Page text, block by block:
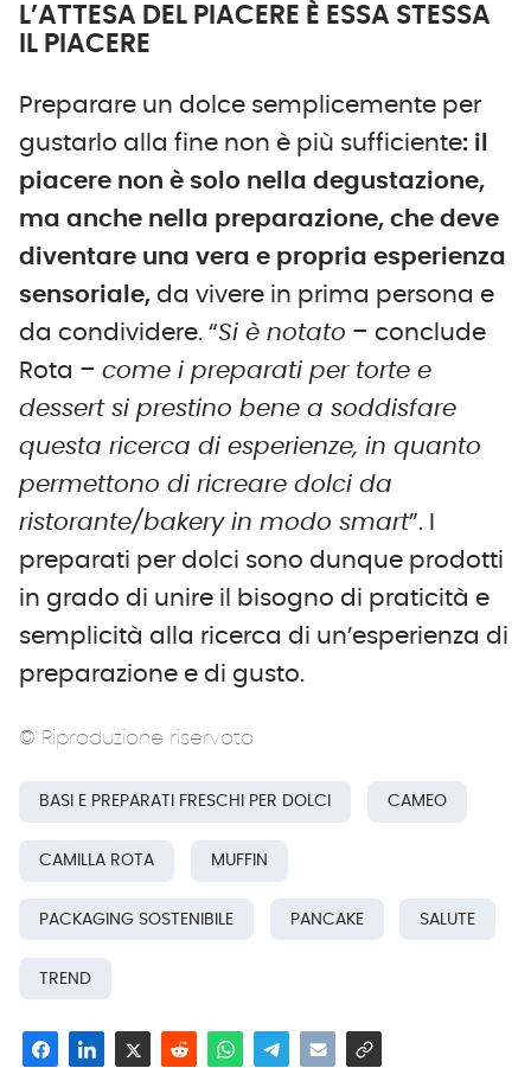
L’ATTESA DEL PIACERE È ESSA STESSA
IL PIACERE
Preparare un dolce semplicemente per
gustarlo alla fine non è più sufficiente: il
piacere non è solo nella degustazione,
ma anche nella preparazione, che deve
diventare una vera e propria esperienza
sensoriale, da vivere in prima persona e
da condividere. “Si è notato – conclude
Rota – come i preparati per torte e
dessert si prestino bene a soddisfare
questa ricerca di esperienze, in quanto
permettono di ricreare dolci da
ristorante/bakery in modo smart”. I
preparati per dolci sono dunque prodotti
in grado di unire il bisogno di praticità e
semplicità alla ricerca di un’esperienza di
preparazione e di gusto.
© Riproduzione riservata
BASI E PREPARATI FRESCHI PER DOLCI CAMEO
CAMILLA ROTA MUFFIN
PACKAGING SOSTENIBILE PANCAKE SALUTE
TREND